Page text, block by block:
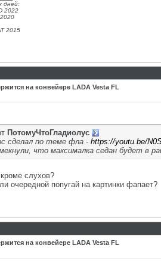
дней:
2022
2015
на конвейере LADA Vesta FL
ПотомуЧтоГладиолус
сделал по теме фла - https://youtu.be/
что максималка седан будет в
слухов?
очередной попугай на картинки фапает?
на конвейере LADA Vesta FL